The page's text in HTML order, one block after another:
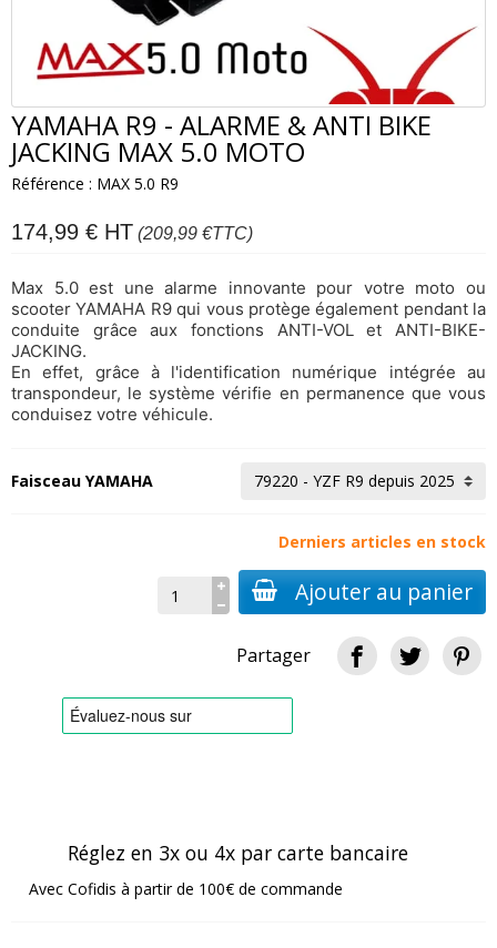
YAMAHA R9 - ALARME & ANTI BIKE
JACKING MAX 5.0 MOTO
Référence : MAX 5.0 R9
174,99 € HT (209,99 €TTC)
Max 5.0 est une alarme innovante pour votre moto ou
scooter YAMAHA R9 qui vous protège également pendant la
conduite grâce aux fonctions ANTI-VOL et ANTI-BIKE-
JACKING.
En effet, grâce à l'identification numérique intégrée au
transpondeur, le systèmevérifie en permanence que vous
conduisez votre véhicule.
Faisceau YAMAHA
Derniers articles en stock
Ajouter au panier
Partager
Réglez en 3x ou 4x par carte bancaire
Avec Cofidis à partir de 100€ de commande